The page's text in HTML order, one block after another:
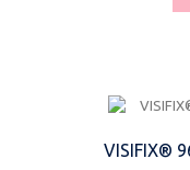
VISIFIX®